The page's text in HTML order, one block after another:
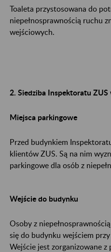
Toaleta przystosowana do
niepełnosprawnością ruchu
wejściowych.
2. Siedziba Inspektoratu ZUS
Miejsca parkingowe
Przed budynkiem
klientów ZUS. Są na nim
parkingowe dla osób z
Wejście do budynku
Osoby z
się do budynku wejściem przy
Wejście jest zorganizowane z